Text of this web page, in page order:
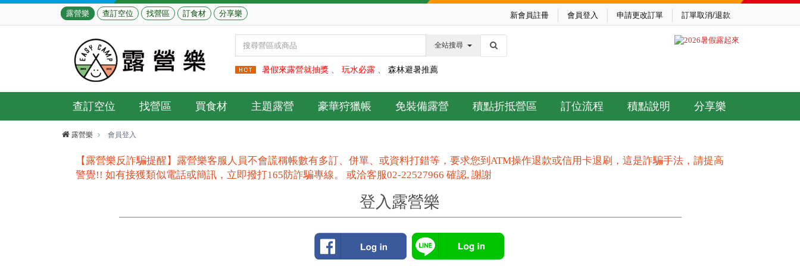
露營樂 查訂空位 找營區 訂食材 分享樂 新會員註冊 會員登入 申請更改訂單 訂單取消/退款
全站搜尋
暑假來露營就抽獎、 玩水必露、 森林避暑推薦
查訂空位 找營區 買食材 主題露營 豪華狩獵帳 免裝備露營 積點折抵營區 訂位流程 積點說明 分享樂
露營樂 會員登入
【露營樂反詐騙提醒】露營樂客服人員不會謊稱帳數有多訂、併單、或資料打錯等，要求您到ATM操作退款或信用卡退刷，這是詐騙手法，請提高
警覺!! 如有接獲類似電話或簡訊，立即撥打165防詐騙專線。 或洽客服02-22527966 確認, 謝謝
登入露營樂